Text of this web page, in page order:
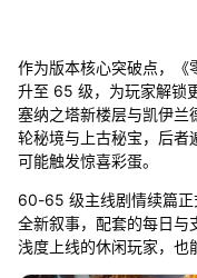
作为版本核心突破点，《
升至 65 级，为玩家解锁
塞纳之塔新楼层与凯伊兰
轮秘境与上古秘宝，后者
可能触发惊喜彩蛋。
60-65 级主线剧情续篇正
全新叙事，配套的每日与
浅度上线的休闲玩家，也